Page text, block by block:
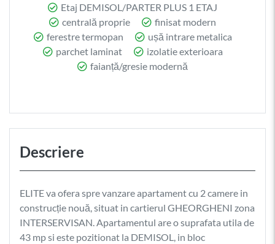
Etaj DEMISOL/PARTER PLUS 1 ETAJ
centrală proprie
finisat modern
ferestre termopan
ușă intrare metalica
parchet laminat
izolatie exterioara
faianță/gresie modernă
Descriere
ELITE va ofera spre vanzare apartament cu 2 camere in
construcție nouă, situat in cartierul GHEORGHENI zona
INTERSERVISAN. Apartamentul are o suprafata utila de
43 mp si este pozitionat la DEMISOL, in bloc